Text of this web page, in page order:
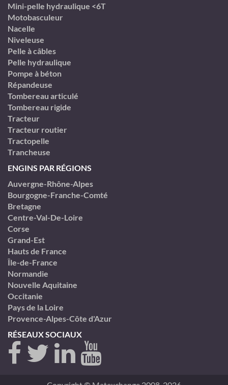
Mini-pelle hydraulique <6T
Motobasculeur
Nacelle
Niveleuse
Pelle à câbles
Pelle hydraulique
Pompe à béton
Répandeuse
Tombereau articulé
Tombereau rigide
Tracteur
Tracteur routier
Tractopelle
Trancheuse
ENGINS PAR RÉGIONS
Auvergne-Rhône-Alpes
Bourgogne-Franche-Comté
Bretagne
Centre-Val-De-Loire
Corse
Grand-Est
Hauts de France
Île-de-France
Normandie
Nouvelle Aquitaine
Occitanie
Pays de la Loire
Provence-Alpes-Côte d'Azur
RÉSEAUX SOCIAUX